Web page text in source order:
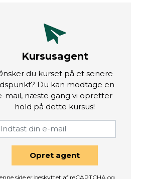
Kursusagent
du kurset på et senere
Du kan modtage en
mail, næste gang vi opretter
hold på dette kursus!
Opret agent
side er beskyttet af reCAPTCHA og